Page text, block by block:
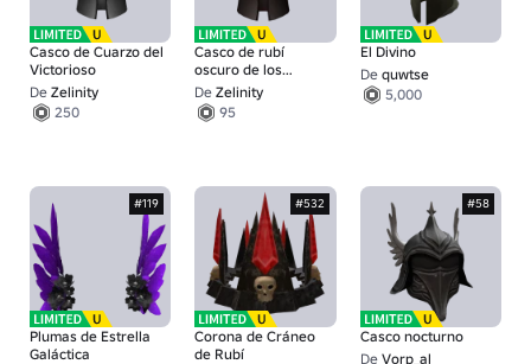
Casco de Cuarzo del
Victorioso
De Zelinity
250
Casco de rubí
oscuro de los
victoriosos
De Zelinity
95
El Divino
De quwtse
5,000
#119
Plumas de Estrella
Galáctica
#532
Corona de Cráneo
de Rubí
#58
Casco nocturno
De Vorp_al